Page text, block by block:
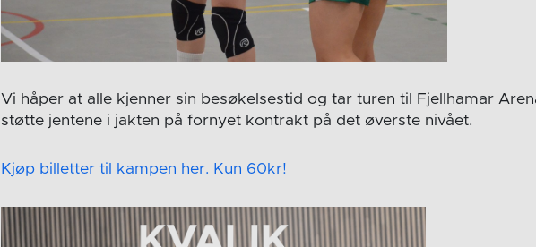
Vi håper at alle kjenner sin besøkelsestid og tar turen til Fjellhamar
støtte jentene i jakten på fornyet kontrakt på det øverste nivået.
Kjøp billetter til kampen her. Kun 60kr!